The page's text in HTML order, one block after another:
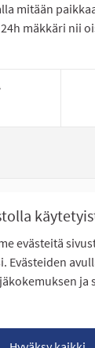
evästeitä
Evästeiden
ja
mitään
mäkkäri nii
mukaan: Itäinen
Usein
Lataa